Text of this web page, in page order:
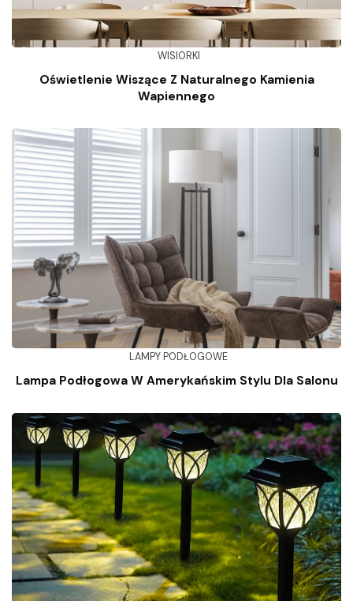
WISIORKI
Oświetlenie Wiszące Z Naturalnego Kamienia
Wapiennego
LAMPY PODŁOGOWE
Lampa Podłogowa W Amerykańskim Stylu Dla Salonu